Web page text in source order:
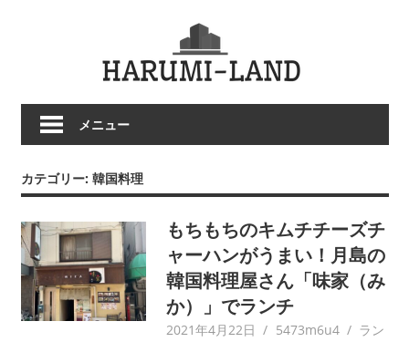
メニュー
カテゴリー: 韓国料理
もちもちのキムチチーズチ
ャーハンがうまい！月島の
韓国料理屋さん「味家（み
か）」でランチ
2021年4月22日 5473m6u4
ラン